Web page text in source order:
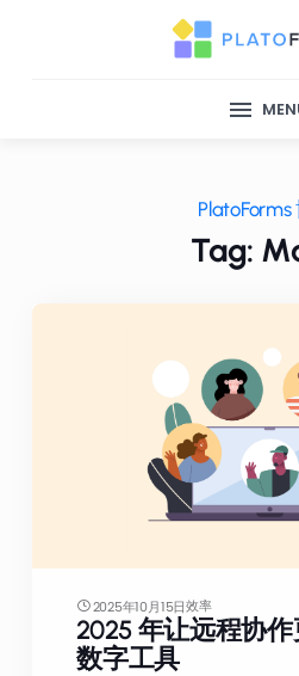
PlatoForms
Tag:
2025年10月15日效率
2025 年让远程协
数字工具